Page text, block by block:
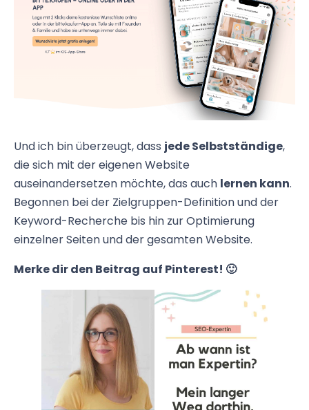
Und ich bin überzeugt, dass jede Selbstständige,
die sich mit der eigenen Website
auseinandersetzen möchte, das auch lernen kann.
Begonnen bei der Zielgruppen-Definition und der
Keyword-Recherche bis hin zur Optimierung
einzelner Seiten und der gesamten Website.
Merke dir den Beitrag auf Pinterest! 🙂